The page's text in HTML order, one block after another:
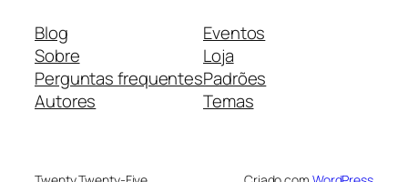
Blog
Sobre
Perguntas frequentes
Autores
Eventos
Loja
Padrões
Temas